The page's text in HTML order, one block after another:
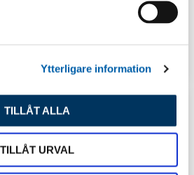
Ytterligare information
TILLÅT ALLA
TILLÅT URVAL
LAGERSHOP